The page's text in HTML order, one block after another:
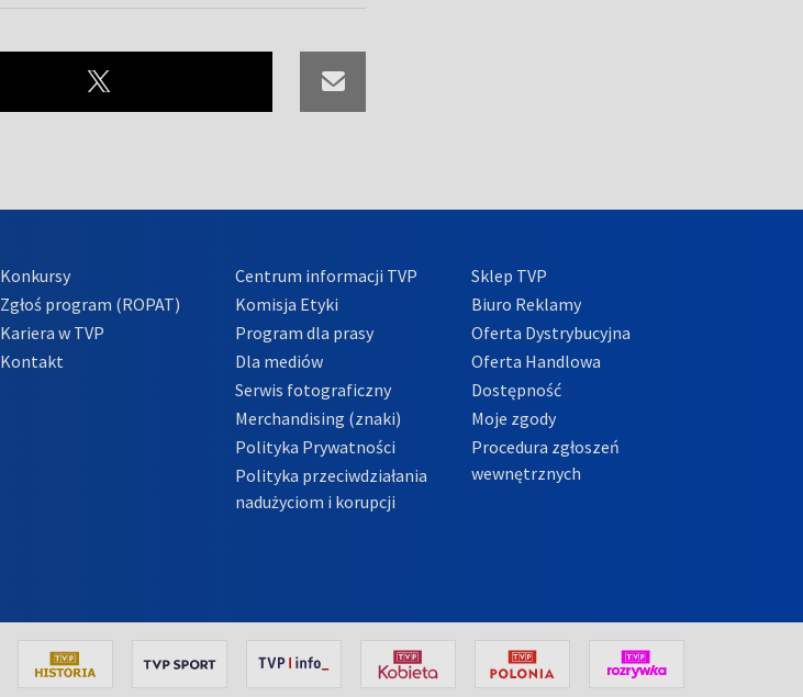
Konkursy
Zgłoś program (ROPAT)
Kariera w TVP
Kontakt
Centrum informacji TVP
Komisja Etyki
Program dla prasy
Dla mediów
Serwis fotograficzny
Merchandising (znaki)
Polityka Prywatności
Polityka przeciwdziałania
nadużyciom i korupcji
Sklep TVP
Biuro Reklamy
Oferta Dystrybucyjna
Oferta Handlowa
Dostępność
Moje zgody
Procedura zgłoszeń
wewnętrznych